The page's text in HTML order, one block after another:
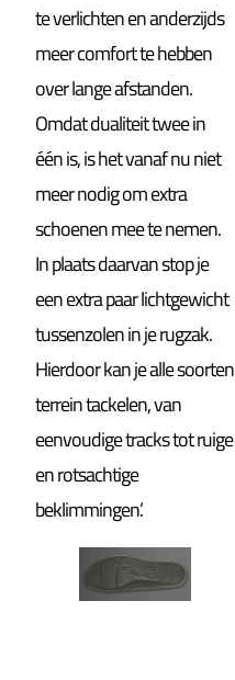
te verlichten en anderzijds
meer comfort te hebben
over lange afstanden.
Omdat dualiteit twee in
één is, is het vanaf nu niet
meer nodig om ​​extra
schoenen mee te nemen.
In plaats daarvan stop je
een extra paar lichtgewicht
tussenzolen in je rugzak.
Hierdoor kan je alle soorten
terrein tackelen, van
eenvoudige tracks tot ruige
en rotsachtige
beklimmingen.’